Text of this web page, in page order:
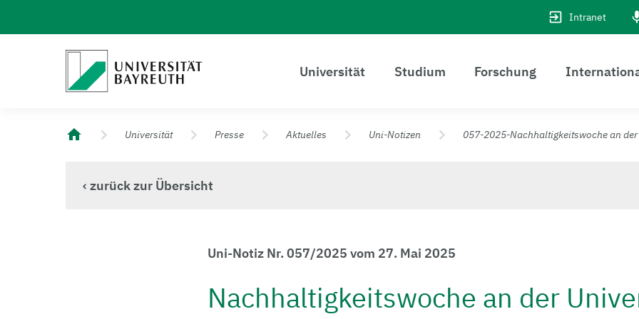
Intranet
Logo Universität Bayreuth
Universität Studium Forschung
Universität Bayreuth – Deine Top-Campus-Uni
Universität Presse Aktuelles Uni-Notizen 057-2025-Nachhaltigkeitswoche an
‹ zurück zur Übersicht
Uni-Notiz Nr. 057/2025 vom 27. Mai 2025
Nachhaltigkeitswoche an der